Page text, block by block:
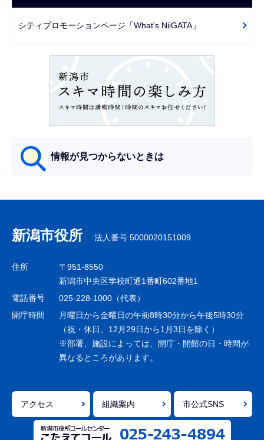
で
ーシティプロモーションページ「What's NiiGATA」
情報が見つからないときは
ナ
ビ
ゲ
シ
ョ
で
新潟市役所 法人番号 5000020151009
住所
〒951-8550
新潟市中央区学校町通1番町602番地1
電話番号
025-228-1000（代表）
開庁時間
月曜日から金曜日の午前8時30分から午後5時30分
（祝・休日、12月29日から1月3日を除く）
※部署、施設によっては、開庁・開館の日・時間が
異なるところがあります。
アクセス 組織案内 市公式SNS